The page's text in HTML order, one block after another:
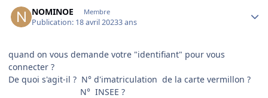
NOMINOE Membre
Publication: 18 avril 20233 ans
quand on vous demande votre "identifiant" pour vous
connecter ?
De quoi s'agit-il ? N° d'imatriculation de la carte vermillon ?
N° INSEE ?